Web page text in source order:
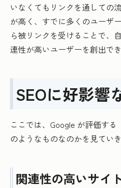
いなくてもリンクを通しての
が高く、すでに多くのユーザ
ら被リンクを受けることで、
連性が高いユーザーを創出で
SEOに好影響
ここでは、Google が評価す
のようなものなのかを見てい
関連性の高いサイ